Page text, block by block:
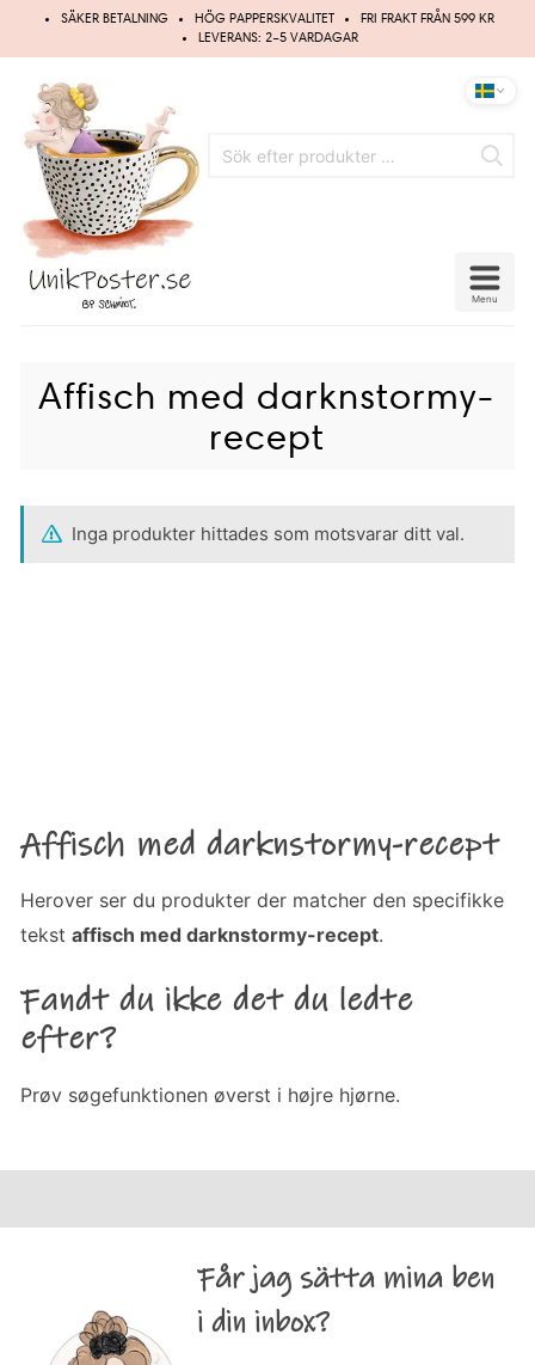
Hoppa
SÄKER BETALNING HÖG PAPPERSKVALITET
FRI FRAKT FRÅN 599 KR
LEVERANS: 2–5 VARDAGAR
Menu
Affisch med darknstormy-
recept
Inga produkter hittades som motsvarar ditt val.
Affisch med darknstormy-recept
Herover ser du produkter der matcher den specifikke
tekstaffisch med darknstormy-recept.
Fandt du ikke det du ledte
efter?
Prøv søgefunktionen øverst i højre hjørne.
Får jag sätta mina ben
i din inbox?